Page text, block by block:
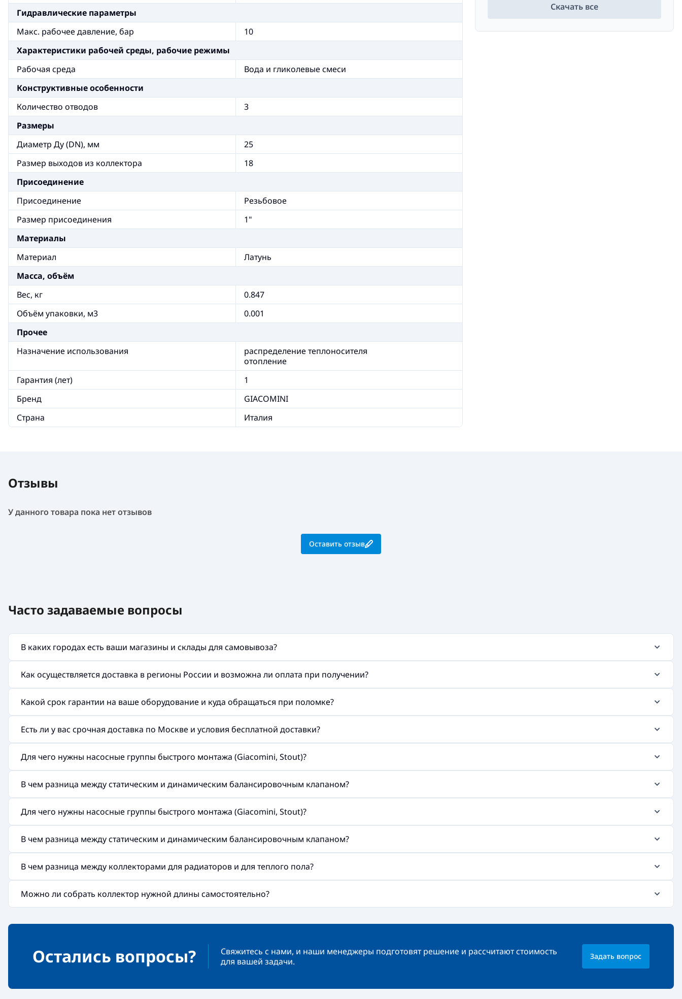
Гидравлические параметры
Макс. рабочее давление, бар
10
Xарактеристики рабочей среды, рабочие режимы
Рабочая среда
Вода и гликолевые смеси
Конструктивные особенности
Количество отводов
3
Размеры
Диаметр Ду (DN), мм
25
Размер выходов из коллектора
18
Присоединение
Присоединение
Резьбовое
Размер присоединения
1"
Материалы
Материал
Латунь
Масса, объём
Вес, кг
0.847
Объём упаковки, м3
0.001
Прочее
Назначение использования
распределение теплоносителя
отопление
Гарантия (лет)
1
Бренд
GIACOMINI
Страна
Италия
Скачать все
Отзывы
У данного товара пока нет отзывов
Оставить отзыв
Часто задаваемые вопросы
В каких городах есть ваши магазины и склады для самовывоза?
Как осуществляется доставка в регионы России и возможна ли оплата при получении?
Какой срок гарантии на ваше оборудование и куда обращаться при поломке?
Есть ли у вас срочная доставка по Москве и условия бесплатной доставки?
Для чего нужны насосные группы быстрого монтажа (Giacomini, Stout)?
В чем разница между статическим и динамическим балансировочным клапаном?
Для чего нужны насосные группы быстрого монтажа (Giacomini, Stout)?
В чем разница между статическим и динамическим балансировочным клапаном?
В чем разница между коллекторами для радиаторов и для теплого пола?
Можно ли собрать коллектор нужной длины самостоятельно?
Остались вопросы?
Свяжитесь с нами, и наши менеджеры подготовят решение и рассчитают стоимость
для вашей задачи.
Задать вопрос